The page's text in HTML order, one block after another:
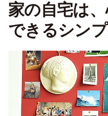
家の自宅は
できるシンプ